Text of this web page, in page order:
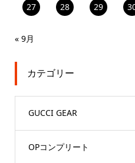
27
28 29
« 9月
カテゴリー
GUCCI GEAR
OPコンプリート